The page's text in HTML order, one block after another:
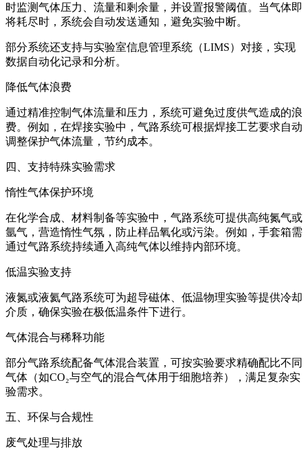
时监测气体压力、流量和剩余量，并设置报警阈值。当气体即
将耗尽时，系统会自动发送通知，避免实验中断。
部分系统还支持与实验室信息管理系统（LIMS）对接，实现
数据自动化记录和分析。
降低气体浪费
通过精准控制气体流量和压力，系统可避免过度供气造成的浪
费。例如，在焊接实验中，气路系统可根据焊接工艺要求自动
调整保护气体流量，节约成本。
四、支持特殊实验需求
惰性气体保护环境
在化学合成、材料制备等实验中，气路系统可提供高纯氮气或
氩气，营造惰性气氛，防止样品氧化或污染。例如，手套箱需
通过气路系统持续通入高纯气体以维持内部环境。
低温实验支持
液氮或液氦气路系统可为超导磁体、低温物理实验等提供冷却
介质，确保实验在极低温条件下进行。
气体混合与稀释功能
部分气路系统配备气体混合装置，可按实验要求精确配比不同
气体（如CO₂与空气的混合气体用于细胞培养），满足复杂实
验需求。
五、环保与合规性
废气处理与排放